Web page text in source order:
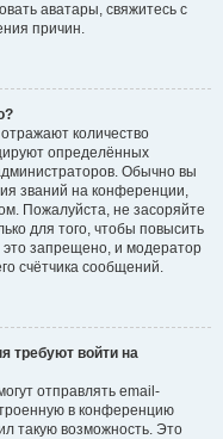
аватары, свяжитесь с
причин.
количество
определённых
Обычно вы
званий на конференции,
Пожалуйста, не засоряйте
для того, чтобы повысить
запрещено, и модератор
счётчика сообщений.
требуют войти на
отправлять email-
в конференцию
такую возможность. Это